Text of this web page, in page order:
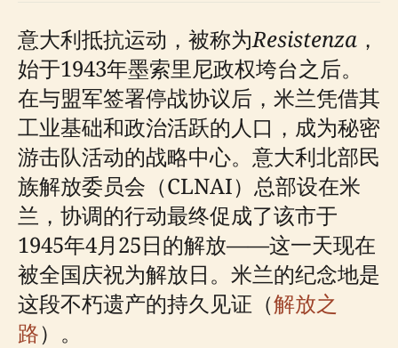
意大利抵抗运动，被称为Resistenza ，
始于1943年墨索里尼政权垮台之后。
在与盟军签署停战协议后，米兰凭借其
工业基础和政治活跃的人口，成为秘密
游击队活动的战略中心。意大利北部民
族解放委员会（CLNAI）总部设在米
兰，协调的行动最终促成了该市于
1945年4月25日的解放——这一天现在
被全国庆祝为解放日。米兰的纪念地是
这段不朽遗产的持久见证（解放之
路）。